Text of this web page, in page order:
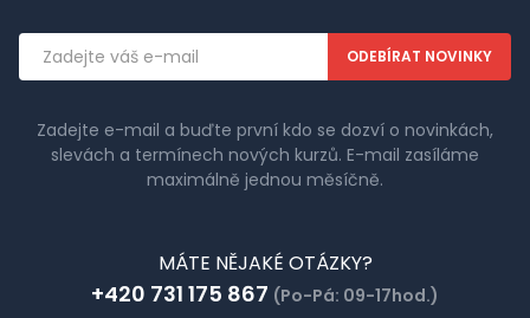
Emailová
adresa
Zadejte e-mail a buďte první kdo se dozví o novinkách,
slevách a termínech nových kurzů. E-mail zasíláme
maximálně jednou měsíčně.
MÁTE NĚJAKÉ OTÁZKY?
+420 731 175 867 (Po-Pá: 09-17hod.)